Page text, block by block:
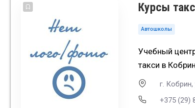
Курсы
Автошколы
Учебный
такси в
г. Кобрин,
+375 (29)